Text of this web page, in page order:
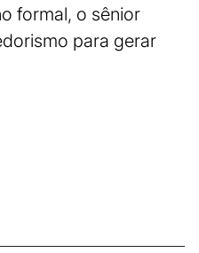
formal, o sênior
para gerar